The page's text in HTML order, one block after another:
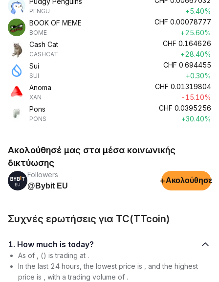
PENGU
+5.40%
BOOK OF MEME
BOME
CHF 0.00078777
+25.60%
Cash Cat
CASHCAT
CHF 0.164626
+28.40%
Sui
SUI
CHF 0.694455
+0.30%
Anoma
XAN
CHF 0.01319804
-15.10%
Pons
PONS
CHF 0.0395256
+30.40%
Ακολούθησέ μας στα μέσα κοινωνικής
δικτύωσης
Followers
@Bybit EU
+Ακολούθησε
Συχνές ερωτήσεις για TC(TTcoin)
1. How much is today?
As of , () is trading at .
In the last 24 hours, the lowest price is , and the highest
price is , with a trading volume of .